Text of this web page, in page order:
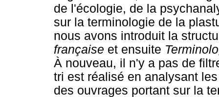
de l'écologie, de la
sur la terminologie de la
nous avons introduit la
française et ensuite
À nouveau, il n'y a pas de
tri est réalisé en analysant
des ouvrages portant sur la